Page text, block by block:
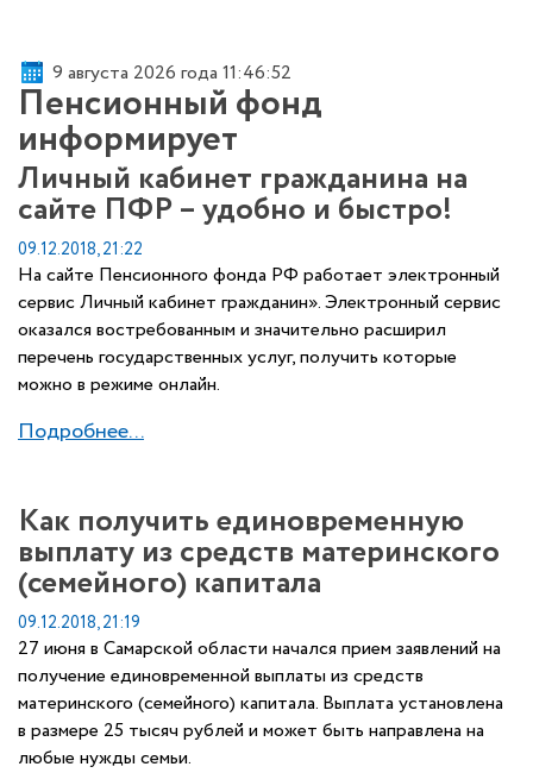
9 августа 2026 года 11:46:52
Пенсионный фонд
информирует
Личный кабинет гражданина на
сайте ПФР – удобно и быстро!
09.12.2018, 21:22
На сайте Пенсионного фонда РФ работает электронный
сервис Личный кабинет гражданин». Электронный сервис
оказался востребованным и значительно расширил
перечень государственных услуг, получить которые
можно в режиме онлайн.
Подробнее...
Как получить единовременную
выплату из средств материнского
(семейного) капитала
09.12.2018, 21:19
27 июня в Самарской области начался прием заявлений на
получение единовременной выплаты из средств
материнского (семейного) капитала. Выплата установлена
в размере 25 тысяч рублей и может быть направлена на
любые нужды семьи.